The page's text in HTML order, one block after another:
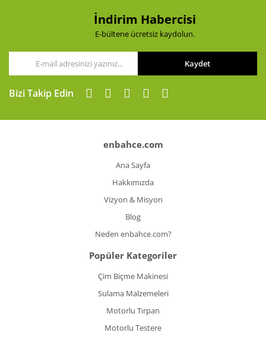
İndirim Habercisi
E-bültene ücretsiz kaydolun.
Kaydet
Bizi Takip Edin
enbahce.com
Ana Sayfa
Hakkımızda
Vizyon & Misyon
Blog
Neden enbahce.com?
Popüler Kategoriler
Çim Biçme Makinesi
Sulama Malzemeleri
Motorlu Tırpan
Motorlu Testere